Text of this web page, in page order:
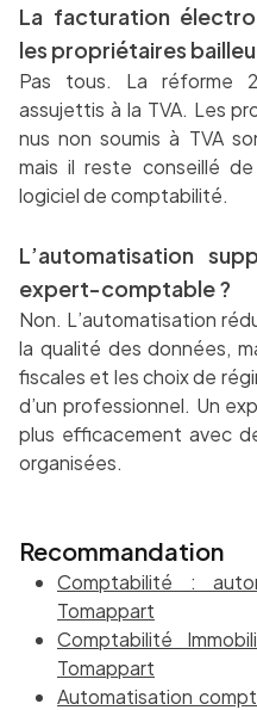
La facturation
les propriétaires
Pas tous. La réforme
assujettis à la TVA. Les
nus non soumis à TVA
mais il reste conseillé
logiciel de comptabilité.
L’automatisation
expert-comptable ?
Non. L’automatisation
la qualité des données,
fiscales et les choix de
d’un professionnel. Un
plus efficacement avec
organisées.
Recommandation
Comptabilité :
Tomappart
Comptabilité
Tomappart
Automatisation